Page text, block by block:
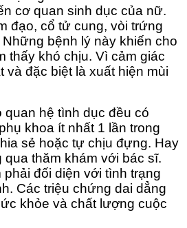
cơ quan sinh dục của nữ.
đạo, cổ tử cung, vòi trứng
bệnh lý này khiến cho
thấy khó chịu. Vì cảm giác
và đặc biệt là xuất hiện mùi
hệ tình dục đều có
khoa ít nhất 1 lần trong
sẻ hoặc tự chịu đựng. Hay
qua thăm khám với bác sĩ.
đối diện với tình trạng
Các triệu chứng dai dẳng
khỏe và chất lượng cuộc